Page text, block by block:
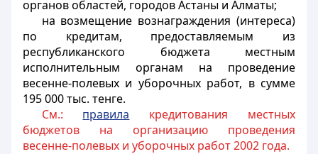
органов областей, городов Астаны и Алматы;
на возмещение вознаграждения (интереса)
по кредитам, предоставляемым из
республиканского бюджета местным
исполнительным органам на проведение
весенне-полевых и уборочных работ, в сумме
195 000 тыс. тенге.
См.: правила кредитования местных
бюджетов на организацию проведения
весенне-полевых и уборочных работ 2002 года.